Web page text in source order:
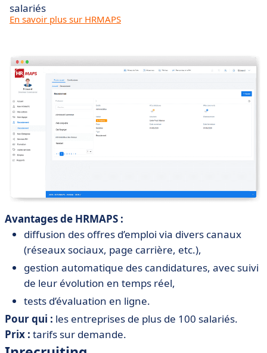
salariés
En savoir plus sur HRMAPS
Avantages de HRMAPS :
diffusion des offres d’emploi via divers canaux
(réseaux sociaux, page carrière, etc.),
gestion automatique des candidatures, avec suivi
de leur évolution en temps réel,
tests d’évaluation en ligne.
Pour qui : les entreprises de plus de 100 salariés.
Prix : tarifs sur demande.